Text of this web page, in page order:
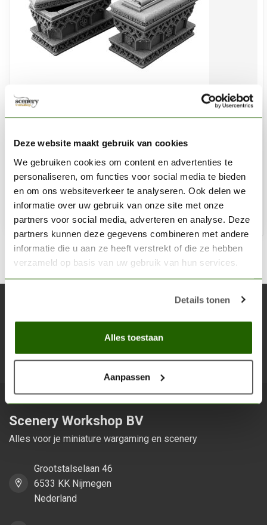
Deze website maakt gebruik van cookies
We gebruiken cookies om content en advertenties te
personaliseren, om functies voor social media te bieden
en om ons websiteverkeer te analyseren. Ook delen we
informatie over uw gebruik van onze site met onze
partners voor social media, adverteren en analyse. Deze
partners kunnen deze gegevens combineren met andere
informatie die u aan ze heeft verstrekt of die ze hebben
verzameld op basis van uw gebruik van hun services.
Details tonen
Alles toestaan
Aanpassen
Queen & King Sarcophagus - MM-0116
€21,00
Niet op voorraad
Blijf op de hoogte over onze laatste acties
Scenery Workshop BV
Alles voor je miniature wargaming en scenery
Grootstalselaan 46
6533 KK Nijmegen
Nederland